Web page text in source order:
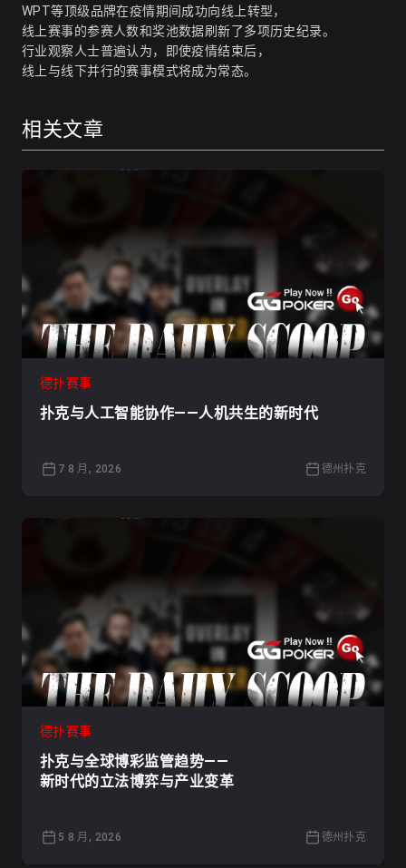
WPT等顶级品牌在疫情期间成功向线上转型，
线上赛事的参赛人数和奖池数据刷新了多项历史纪录。
行业观察人士普遍认为，即使疫情结束后，
线上与线下并行的赛事模式将成为常态。
相关文章
德扑赛事
扑克与人工智能协作——人机共生的新时代
7 8 月, 2026 德州扑克
德扑赛事
扑克与全球博彩监管趋势——
新时代的立法博弈与产业变革
5 8 月, 2026 德州扑克